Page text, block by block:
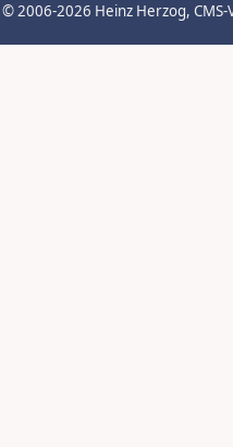
© 2006-2026 Heinz Herzog,